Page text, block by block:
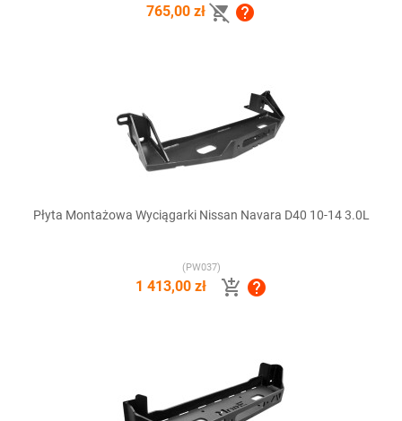
765,00 zł  
Płyta Montażowa Wyciągarki Nissan Navara D40 10-14 3.0L
(PW037)
1 413,00 zł  